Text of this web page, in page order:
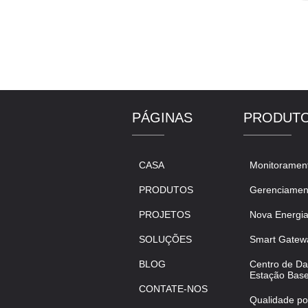
PÁGINAS
CASA
PRODUTOS
PROJETOS
SOLUÇÕES
BLOG
CONTATE-NOS
Nova Energia
Smart
Centro de
Estação
Qualidade